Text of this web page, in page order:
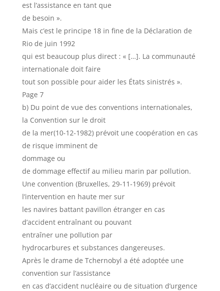
est l’assistance en tant que
de besoin ».
Mais c’est le principe 18 in fine de la Déclaration de
Rio de juin 1992
qui est beaucoup plus direct : « […]. La communauté
internationale doit faire
tout son possible pour aider les États sinistrés ».
Page 7
b) Du point de vue des conventions internationales,
la Convention sur le droit
de la mer(10-12-1982) prévoit une coopération en cas
de risque imminent de
dommage ou
de dommage effectif au milieu marin par pollution.
Une convention (Bruxelles, 29-11-1969) prévoit
l’intervention en haute mer sur
les navires battant pavillon étranger en cas
d’accident entraînant ou pouvant
entraîner une pollution par
hydrocarbures et substances dangereuses.
Après le drame de Tchernobyl a été adoptée une
convention sur l’assistance
en cas d’accident nucléaire ou de situation d’urgence